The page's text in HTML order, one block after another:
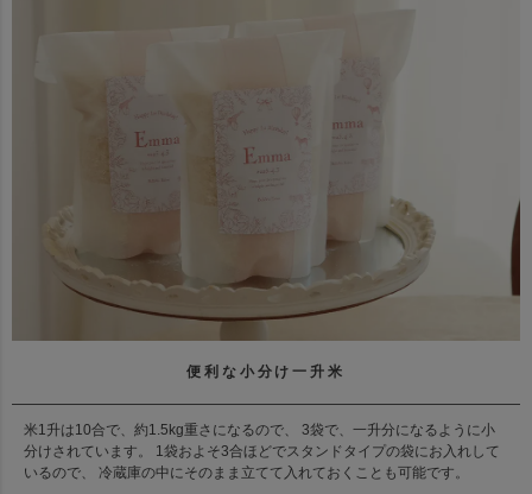
便利な小分け一升米
米1升は10合で、約1.5kg重さになるので、 3袋で、一升分になるように小
分けされています。 1袋およそ3合ほどでスタンドタイプの袋にお入れして
いるので、 冷蔵庫の中にそのまま立てて入れておくことも可能です。